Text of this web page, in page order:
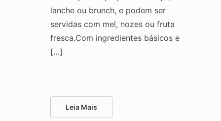
lanche ou brunch, e podem ser
servidas com mel, nozes ou fruta
fresca.Com ingredientes básicos e
[…]
Leia Mais